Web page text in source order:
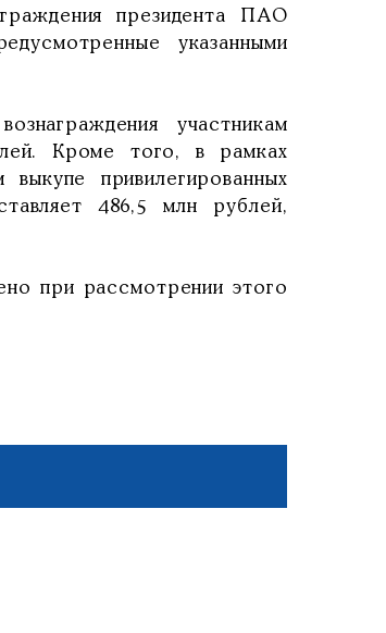
президента ПАО
указанными
участникам
Кроме того, в рамках
привилегированных
486,5 млн рублей,
при рассмотрении этого